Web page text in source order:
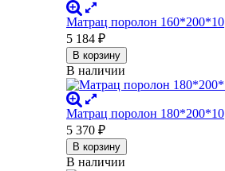
Матрац поролон 160*200*10
5 184 ₽
В корзину
В наличии
Матрац поролон 180*200*10
5 370 ₽
В корзину
В наличии